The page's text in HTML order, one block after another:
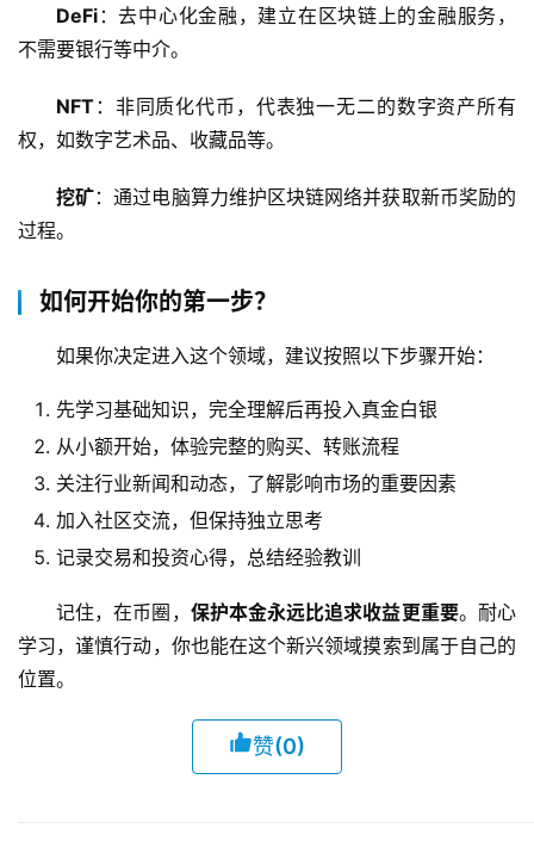
DeFi ：去中心化金融，建立在区块链上的金融服务，
不需要银行等中介。
NFT ：非同质化代币，代表独一无二的数字资产所有
权，如数字艺术品、收藏品等。
挖矿：通过电脑算力维护区块链网络并获取新币奖励的
过程。
如何开始你的第一步？
如果你决定进入这个领域，建议按照以下步骤开始：
先学习基础知识，完全理解后再投入真金白银
从小额开始，体验完整的购买、转账流程
关注行业新闻和动态，了解影响市场的重要因素
加入社区交流，但保持独立思考
记录交易和投资心得，总结经验教训
记住，在币圈， 保护本金永远比追求收益更重要。耐心
学习，谨慎行动，你也能在这个新兴领域摸索到属于自己的
位置。
赞(0)